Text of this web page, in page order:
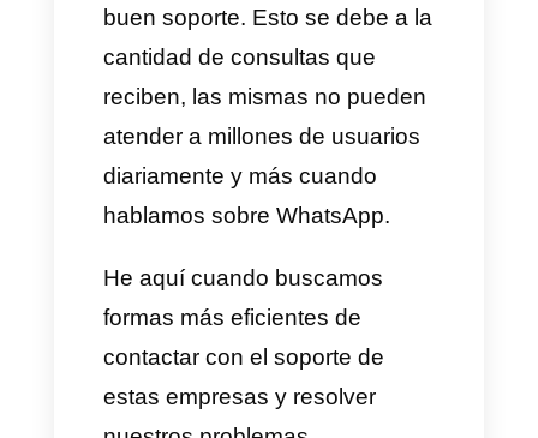
usuarios que no sabes o no
encuentran como solucionar el
inconveniente y se hace
realmente molesto. Es bien
sabido que las empresas
o mejor dicho, las redes
sociales no suelen tener un
buen soporte. Esto se debe a la